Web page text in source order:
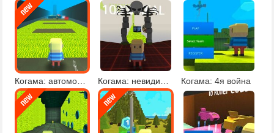
Когама: автомобильный паркур Когама: 4я война